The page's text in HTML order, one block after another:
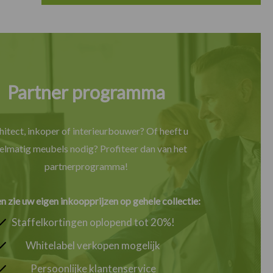
Partner programma
inkoper of interieurbouwer? Of heeft u
meubels nodig? Profiteer dan van het
partnerprogramma!
zie uw eigen inkoopprijzen op gehele collectie:
Staffelkortingen oplopend tot 20%!
Whitelabel verkopen mogelijk
Persoonlijke klantenservice